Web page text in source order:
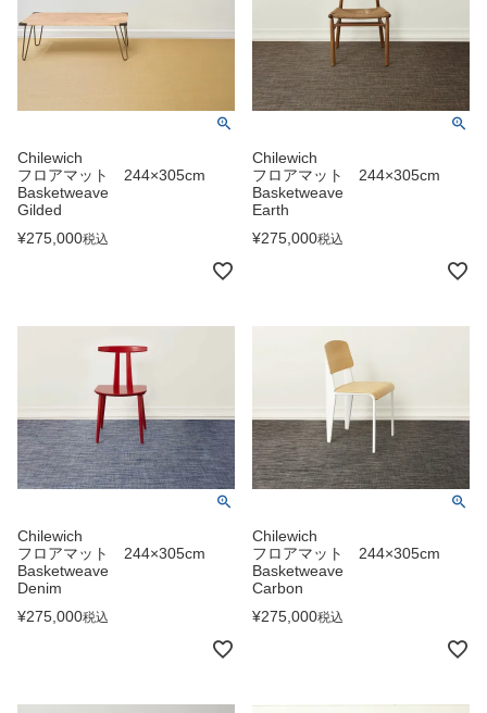
Chilewich
フロアマット 244×305cm
Basketweave
Gilded
¥275,000税込
Chilewich
フロアマット 244×305cm
Basketweave
Earth
¥275,000税込
Chilewich
フロアマット 244×305cm
Basketweave
Denim
¥275,000税込
Chilewich
フロアマット 244×305cm
Basketweave
Carbon
¥275,000税込